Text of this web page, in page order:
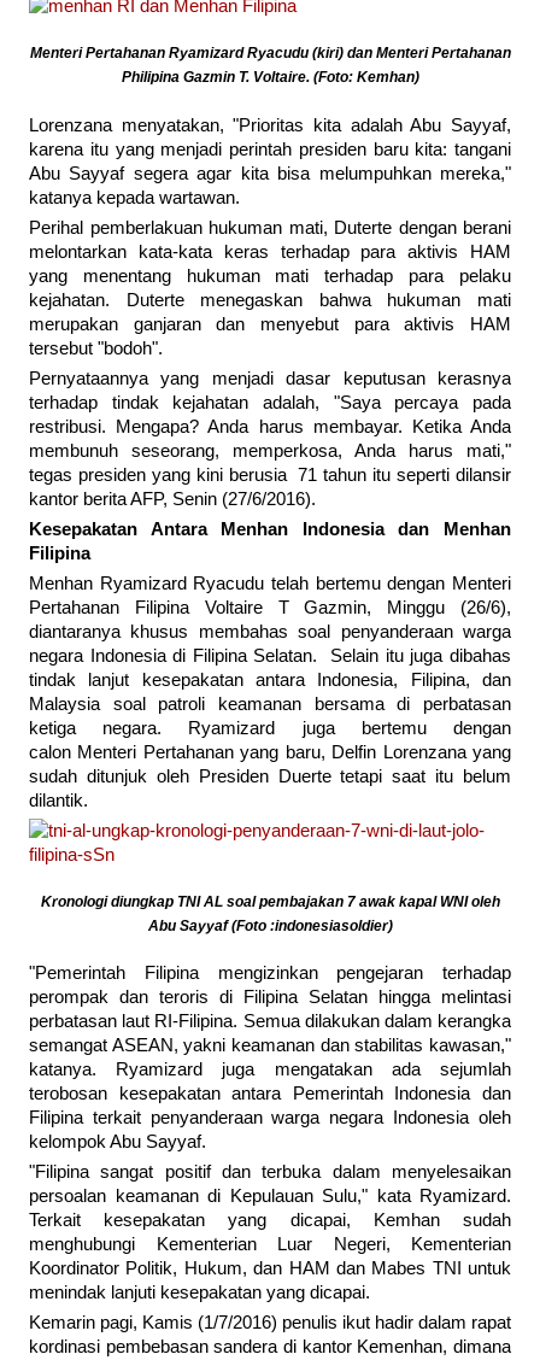
Menteri Pertahanan Ryamizard Ryacudu (kiri) dan Menteri Pertahanan
Philipina Gazmin T. Voltaire. (Foto: Kemhan)
Lorenzana menyatakan, "Prioritas kita adalah Abu Sayyaf,
karena itu yang menjadi perintah presiden baru kita: tangani
Abu Sayyaf segera agar kita bisa melumpuhkan mereka,"
katanya kepada wartawan.
Perihal pemberlakuan hukuman mati, Duterte dengan berani
melontarkan kata-kata keras terhadap para aktivis HAM
yang menentang hukuman mati terhadap para pelaku
kejahatan. Duterte menegaskan bahwa hukuman mati
merupakan ganjaran dan menyebut para aktivis HAM
tersebut "bodoh".
Pernyataannya yang menjadi dasar keputusan kerasnya
terhadap tindak kejahatan adalah, "Saya percaya pada
restribusi. Mengapa? Anda harus membayar. Ketika Anda
membunuh seseorang, memperkosa, Anda harus mati,"
tegas presiden yang kini berusia 71 tahun itu seperti dilansir
kantor berita AFP, Senin (27/6/2016).
Kesepakatan Antara Menhan Indonesia dan Menhan
Filipina
Menhan Ryamizard Ryacudu telah bertemu dengan Menteri
Pertahanan Filipina Voltaire T Gazmin, Minggu (26/6),
diantaranya khusus membahas soal penyanderaan warga
negara Indonesia di Filipina Selatan. Selain itu juga dibahas
tindak lanjut kesepakatan antara Indonesia, Filipina, dan
Malaysia soal patroli keamanan bersama di perbatasan
ketiga negara. Ryamizard juga bertemu dengan
calon Menteri Pertahanan yang baru, Delfin Lorenzana yang
sudah ditunjuk oleh Presiden Duerte tetapi saat itu belum
dilantik.
Kronologi diungkap TNI AL soal pembajakan 7 awak kapal WNI oleh
Abu Sayyaf (Foto :indonesiasoldier)
"Pemerintah Filipina mengizinkan pengejaran terhadap
perompak dan teroris di Filipina Selatan hingga melintasi
perbatasan laut RI-Filipina. Semua dilakukan dalam kerangka
semangat ASEAN, yakni keamanan dan stabilitas kawasan,"
katanya. Ryamizard juga mengatakan ada sejumlah
terobosan kesepakatan antara Pemerintah Indonesia dan
Filipina terkait penyanderaan warga negara Indonesia oleh
kelompok Abu Sayyaf.
"Filipina sangat positif dan terbuka dalam menyelesaikan
persoalan keamanan di Kepulauan Sulu," kata Ryamizard.
Terkait kesepakatan yang dicapai, Kemhan sudah
menghubungi Kementerian Luar Negeri, Kementerian
Koordinator Politik, Hukum, dan HAM dan Mabes TNI untuk
menindak lanjuti kesepakatan yang dicapai.
Kemarin pagi, Kamis (1/7/2016) penulis ikut hadir dalam rapat
kordinasi pembebasan sandera di kantor Kemenhan, dimana